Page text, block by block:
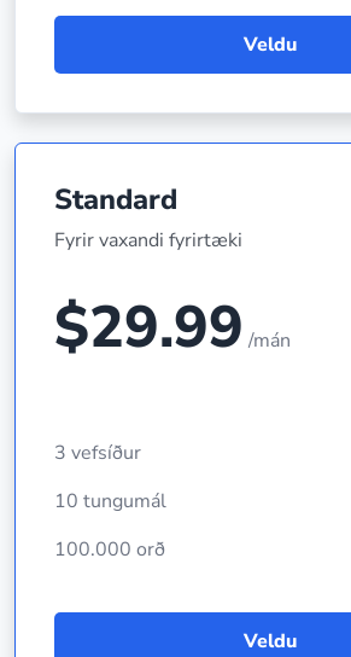
Veldu
Standard
Fyrir vaxandi fyrirtæki
$29.99 /mán
3 vefsíður
10 tungumál
100.000 orð
Veldu